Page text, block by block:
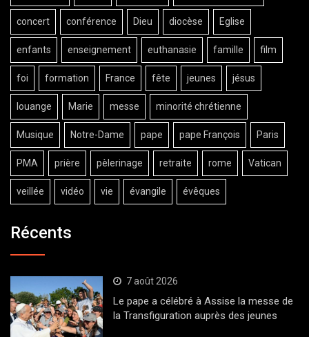
concert conférence Dieu diocèse Eglise
enfants enseignement euthanasie famille film
foi formation France fête jeunes jésus
louange Marie messe minorité chrétienne
Musique Notre-Dame pape pape François Paris
PMA prière pèlerinage retraite rome Vatican
veillée vidéo vie évangile évêques
Récents
7 août 2026
Le pape a célébré à Assise la messe de
la Transfiguration auprès des jeunes